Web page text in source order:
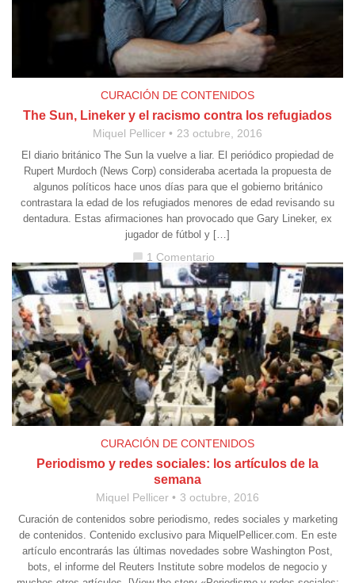
CURACIÓN DE CONTENIDOS
The Sun, Lineker y el racismo contra los refugiados
Miquel Pellicer 23 octubre, 2016
El diario británico The Sun la vuelve a liar. El periódico propiedad de
Rupert Murdoch (News Corp) consideraba acertada la propuesta de
algunos políticos hace unos días para que el gobierno británico
contrastara la edad de los refugiados menores de edad revisando su
dentadura. Estas afirmaciones han provocado que Gary Lineker, ex
jugador de fútbol y […]
1 Comentario
CURACIÓN DE CONTENIDOS
Periodismo y redes sociales: los artículos de la
semana
Miquel Pellicer 3 octubre, 2016
Curación de contenidos sobre periodismo, redes sociales y marketing
de contenidos. Contenido exclusivo para MiquelPellicer.com. En este
artículo encontrarás las últimas novedades sobre Washington Post,
bots, el informe del Reuters Institute sobre modelos de negocio y